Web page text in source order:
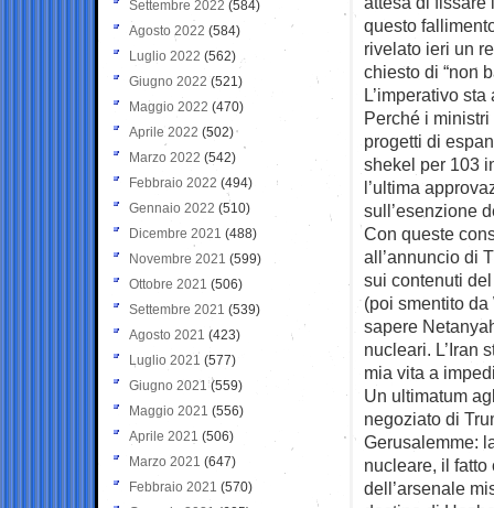
questo
rivelato ieri un
chiesto di “non
L’imperativo
Perché i
progetti di
shekel per 103
l’ultima
sull’esenzione
Con queste
all’annuncio di
sui contenuti
(poi smentito da
sapere
nucleari. L’Iran
mia vita a
Un ultimatum
negoziato di
Gerusalemme:
nucleare, il
dell’arsenale
Settembre 2022 (584)
Agosto 2022 (584)
Luglio 2022 (562)
Giugno 2022 (521)
Maggio 2022 (470)
Aprile 2022 (502)
Marzo 2022 (542)
Febbraio 2022 (494)
Gennaio 2022 (510)
Dicembre 2021 (488)
Novembre 2021 (599)
Ottobre 2021 (506)
Settembre 2021 (539)
Agosto 2021 (423)
Luglio 2021 (577)
Giugno 2021(559)
Maggio 2021 (556)
Aprile 2021 (506)
Marzo 2021 (647)
Febbraio 2021 (570)